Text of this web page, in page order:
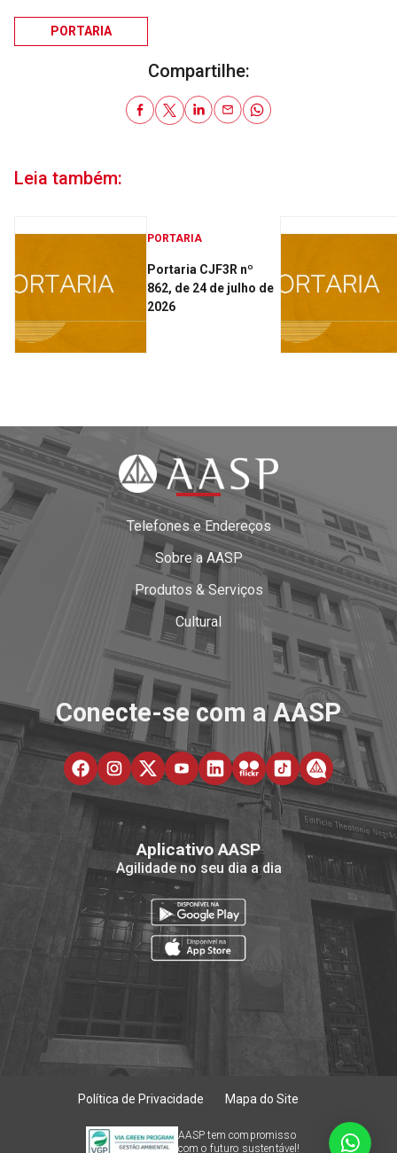
PORTARIA
Compartilhe:
Leia também:
PORTARIA
Portaria CJF3R nº
862, de 24 de julho de
2026
Telefones e Endereços
Sobre a AASP
Produtos & Serviços
Cultural
Conecte-se com a AASP
Aplicativo AASP
Agilidade no seu dia a dia
Política de Privacidade Mapa do Site
AASP tem compromisso
com o futuro sustentável!